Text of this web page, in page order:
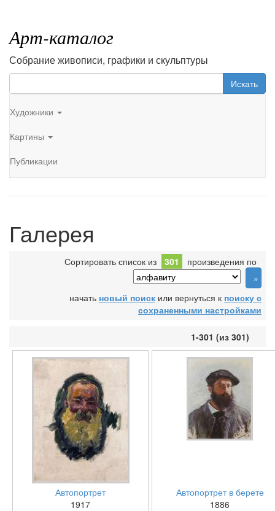
Арт-каталог
Собрание живописи, графики и скульптуры
Искать
Художники
Картины
Публикации
Галерея
Сортировать список из 301 произведения по
начать новый поиск или вернуться к поиску с
сохраненными настройками
1-301 (из 301)
Автопортрет
1917
Автопортрет в берете
1886